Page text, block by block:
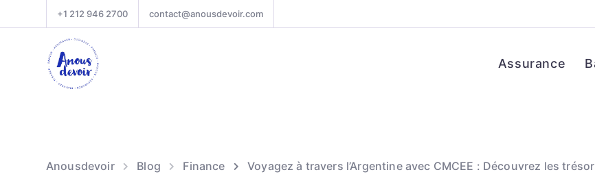
+1 212 946 2700 contact@anousdevoir.com
Assurance
Anousdevoir Blog Finance Voyagez à travers l’Argentine avec CMCEE : Découvrez les